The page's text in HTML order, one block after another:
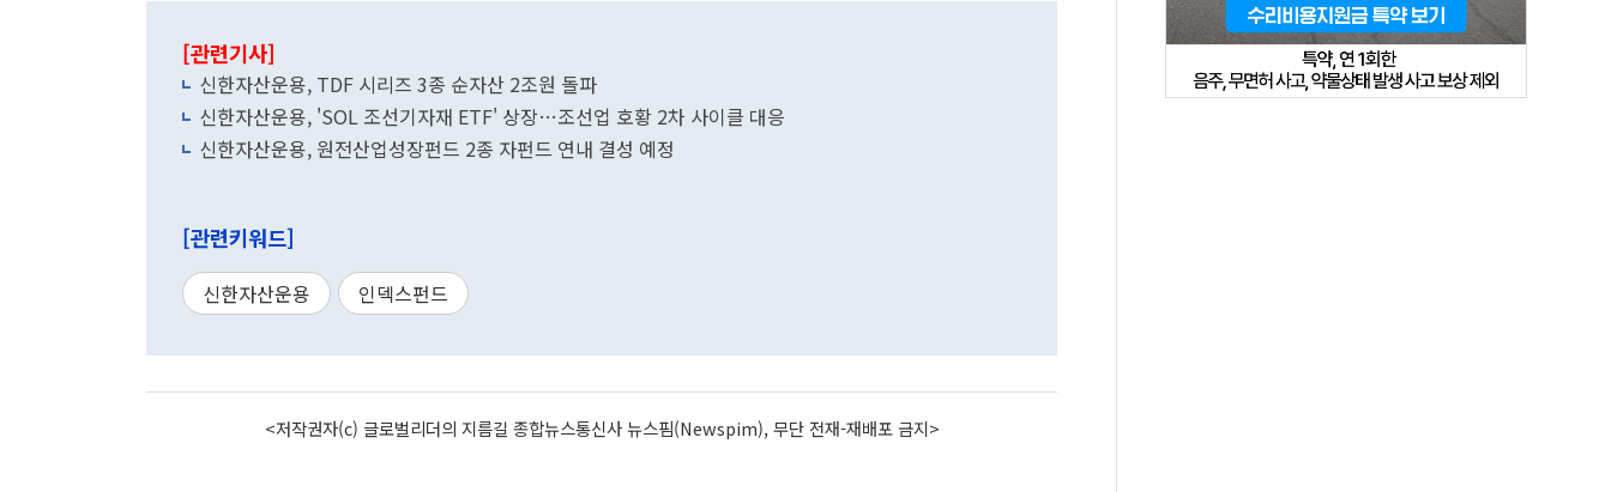
[관련기사]
신한자산운용, TDF 시리즈 3종 순자산 2조원 돌파
신한자산운용, 'SOL 조선기자재 ETF' 상장…조선업 호황 2차 사이클 대응
신한자산운용, 원전산업성장펀드 2종 자펀드 연내 결성 예정
[관련키워드]
신한자산운용 인덱스펀드
<저작권자(c) 글로벌리더의 지름길 종합뉴스통신사 뉴스핌(Newspim), 무단 전재-재배포 금지>